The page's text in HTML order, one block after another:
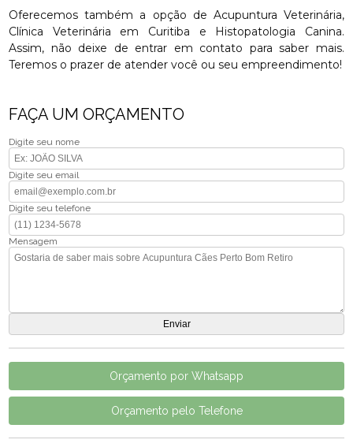
Oferecemos também a opção de Acupuntura Veterinária,
Clínica Veterinária em Curitiba e Histopatologia Canina.
Assim, não deixe de entrar em contato para saber mais.
Teremos o prazer de atender você ou seu empreendimento!
FAÇA UM ORÇAMENTO
Digite seu nome
Digite seu email
Digite seu telefone
Mensagem
Orçamento por Whatsapp
Orçamento pelo Telefone